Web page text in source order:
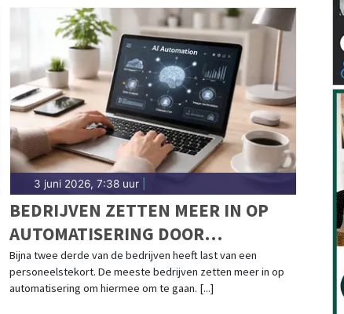
3 juni 2026, 7:38 uur|
BEDRIJVEN ZETTEN MEER IN OP
AUTOMATISERING DOOR
PERSONEELSTEKORT
Bijna twee derde van de bedrijven heeft last van een
personeelstekort. De meeste bedrijven zetten meer in op
automatisering om hiermee om te gaan. [...]